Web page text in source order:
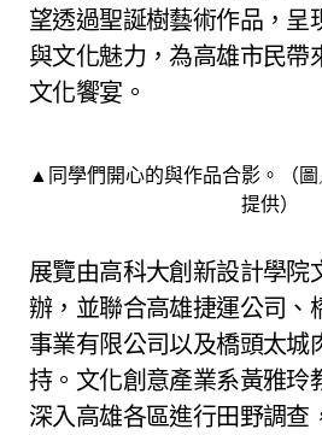
望透過聖誕樹藝術作品，呈
與文化魅力，為高雄市民帶
文化饗宴。
▲同學們開心的與作品合影。（
提供）
展覽由高科大創新設計學院
辦，並聯合高雄捷運公司、
事業有限公司以及橋頭太城
持。文化創意產業系黃雅玲
深入高雄各區進行田野調查